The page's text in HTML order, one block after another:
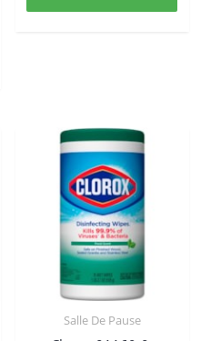
Salle De Pause